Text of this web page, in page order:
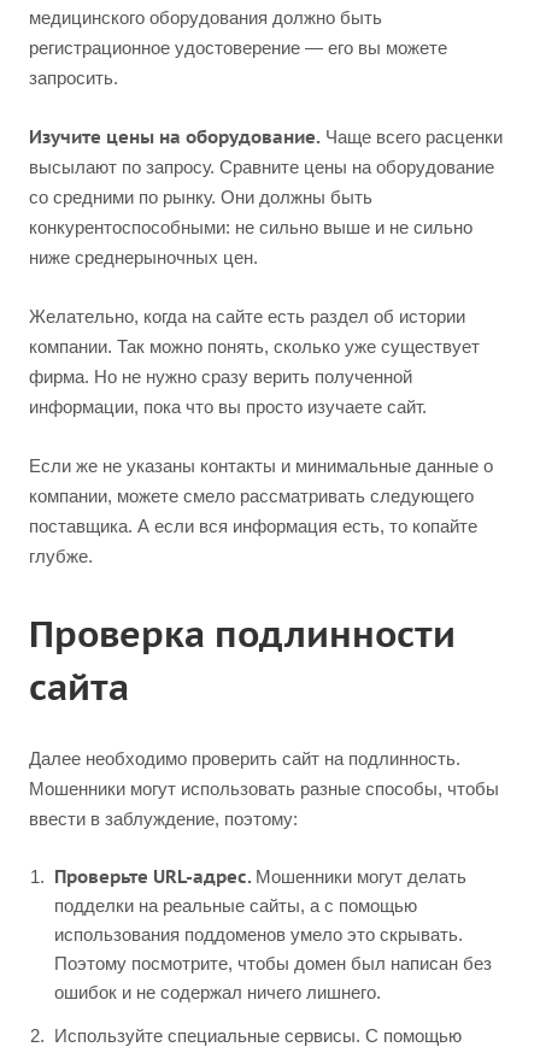
медицинского оборудования должно быть
регистрационное удостоверение — его вы можете
запросить.
Изучите цены на оборудование. Чаще всего расценки
высылают по запросу. Сравните цены на оборудование
со средними по рынку. Они должны быть
конкурентоспособными: не сильно выше и не сильно
ниже среднерыночных цен.
Желательно, когда на сайте есть раздел об истории
компании. Так можно понять, сколько уже существует
фирма. Но не нужно сразу верить полученной
информации, пока что вы просто изучаете сайт.
Если же не указаны контакты и минимальные данные о
компании, можете смело рассматривать следующего
поставщика. А если вся информация есть, то копайте
глубже.
Проверка подлинности
сайта
Далее необходимо проверить сайт на подлинность.
Мошенники могут использовать разные способы, чтобы
ввести в заблуждение, поэтому:
Проверьте URL-адрес. Мошенники могут делать
подделки на реальные сайты, а с помощью
использования поддоменов умело это скрывать.
Поэтому посмотрите, чтобы домен был написан без
ошибок и не содержал ничего лишнего.
Используйте специальные сервисы. С помощью